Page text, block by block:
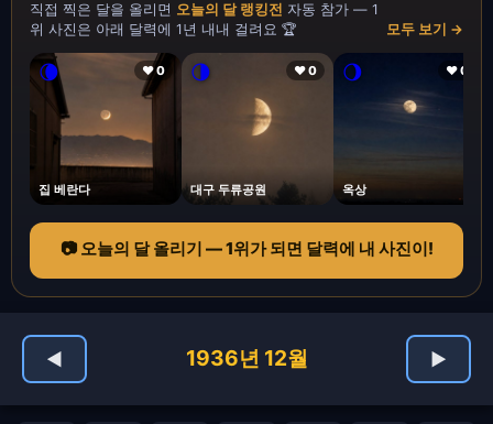
직접 찍은 달을 올리면 오늘의 달 랭킹전 자동 참가 — 1
위 사진은 아래 달력에 1년 내내 걸려요 🏆
모두 보기 →
🌘 ❤ 0
집 베란다
🌗 ❤ 0
대구 두류공원
🌖 ❤ 0
옥상
📷 오늘의 달 올리기 — 1위가 되면 달력에 내 사진이!
◀ 1936년 12월 ▶